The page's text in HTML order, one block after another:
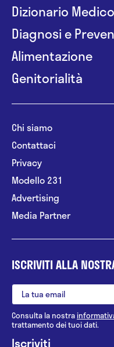
Dizionario Medico
Diagnosi e
Alimentazione
Genitorialità
Chi siamo
Contattaci
Privacy
Modello 231
Advertising
Media Partner
ISCRIVITI ALLA
Consulta la nostra
trattamento dei tuoi dati.